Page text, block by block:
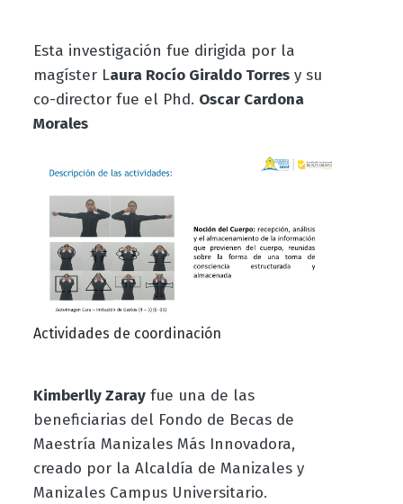
Esta investigación fue dirigida por la
magíster Laura Rocío Giraldo Torresy su
co-director fue el Phd. Oscar Cardona
Morales
Actividades de coordinación
Kimberlly Zarayfue una de las
beneficiarias del Fondo de Becas de
Maestría Manizales Más Innovadora,
creado por la Alcaldía de Manizales y
Manizales Campus Universitario.